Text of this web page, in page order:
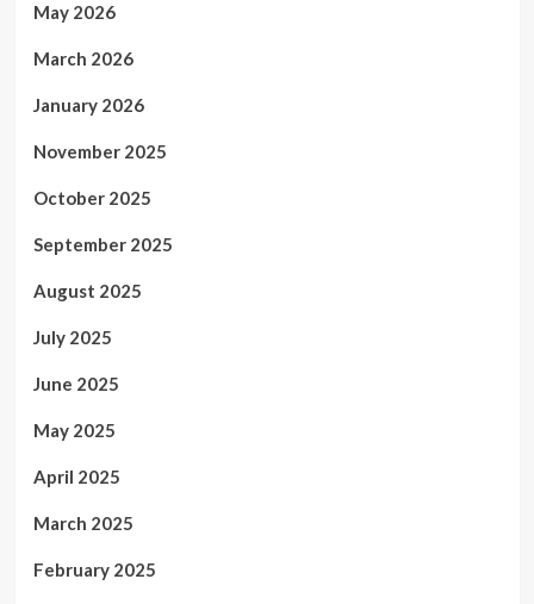
May 2026
March 2026
January 2026
November 2025
October 2025
September 2025
August 2025
July 2025
June 2025
May 2025
April 2025
March 2025
February 2025